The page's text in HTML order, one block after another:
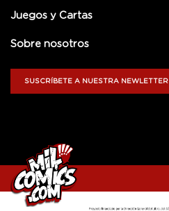
Juegos y Cartas
Sobre nosotros
SUSCRÍBETE A NUESTRA NEWLETTER